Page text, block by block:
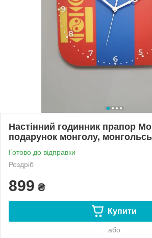
Настінний годинник прапор
подарунок монголу,
Готово до відправки
Роздріб
899 ₴
Купити
або